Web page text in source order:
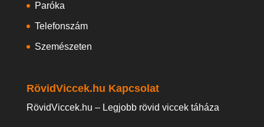
Paróka
Telefonszám
Szemészeten
RövidViccek.hu Kapcsolat
RövidViccek.hu – Legjobb rövid viccek táháza